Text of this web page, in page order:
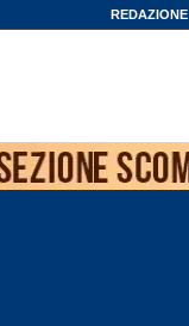
REDAZIONE